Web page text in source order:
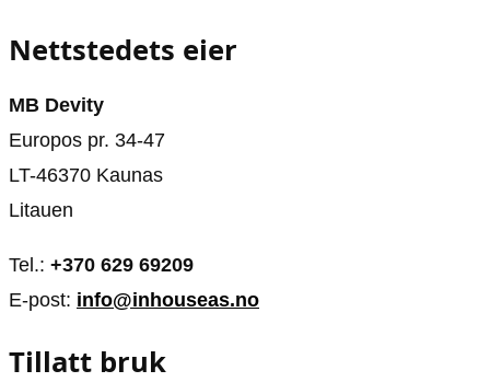
Populær
Sosiale medier
Musikk
Filmkveld
Seervaner
Om oss
Nettstedets eier
MB Devity
Europos pr. 34-47
LT-46370 Kaunas
Litauen
Tel.: +370 629 69209
E-post: info@inhouseas.no
Tillatt bruk